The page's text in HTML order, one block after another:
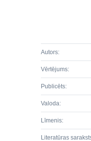
Autors:
Vērtējums:
Publicēts:
Valoda:
Līmenis:
Literatūras